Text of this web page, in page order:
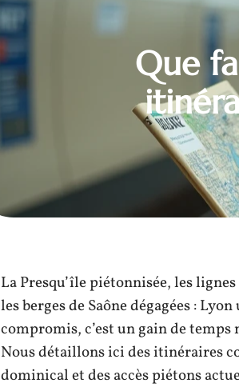
Que
La Presqu’île piétonnisée, les
les berges de Saône dégagées :
compromis, c’est un gain de
Nous détaillons ici des itinéraires
dominical et des accès piétons